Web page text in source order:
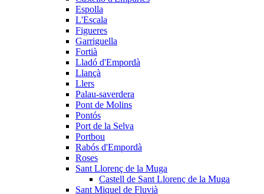
Espolla
L'Escala
Figueres
Garriguella
Fortià
Lladó d'Empordà
Llançà
Llers
Palau-saverdera
Pont de Molins
Pontós
Port de la Selva
Portbou
Rabós d'Empordà
Roses
Sant Llorenç de la Muga
Castell de Sant Llorenç de la Muga
Sant Miquel de Fluvià